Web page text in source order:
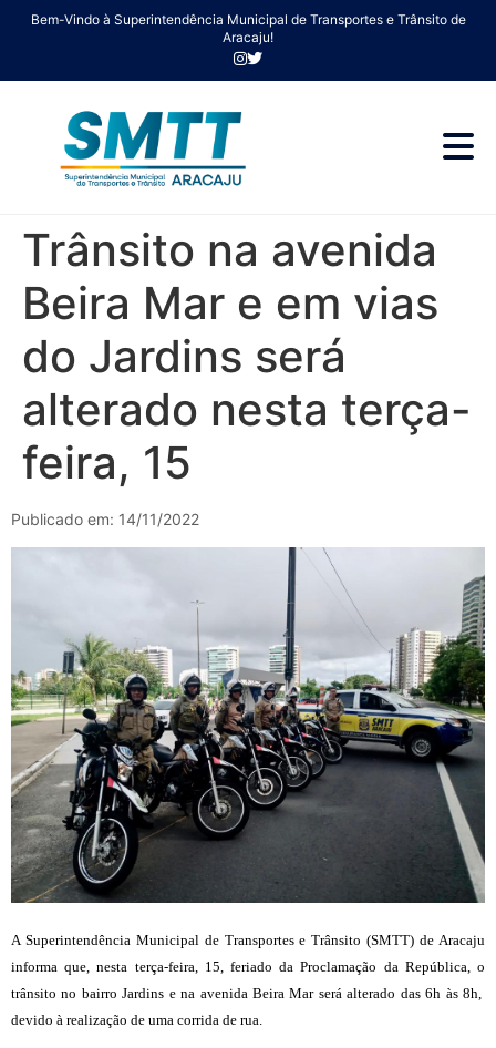
Bem-Vindo à Superintendência Municipal de Transportes e Trânsito de
Aracaju!
Trânsito na avenida
Beira Mar e em vias
do Jardins será
alterado nesta terça-
feira, 15
Publicado em: 14/11/2022
A Superintendência Municipal de Transportes e Trânsito (SMTT) de Aracaju
informa que, nesta terça-feira, 15, feriado da Proclamação da República, o
trânsito no bairro Jardins e na avenida Beira Mar será alterado das 6h às 8h,
devido à realização de uma corrida de rua.